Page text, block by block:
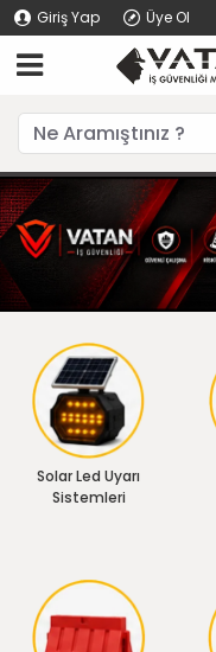
Giriş Yap Üye Ol
Solar Led Uyarı
Sistemleri